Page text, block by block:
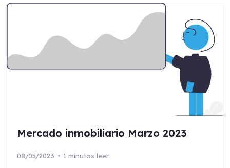
Mercado inmobiliario Marzo 2023
08/05/2023 1 minutos leer